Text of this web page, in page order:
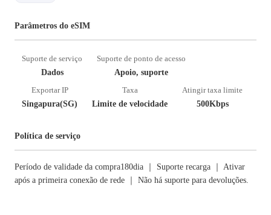
Parâmetros do eSIM
Suporte de serviço
Dados
Suporte de ponto de acesso
Apoio, suporte
Exportar IP
Singapura(SG)
Taxa
Limite de velocidade
Atingir taxa limite
500Kbps
Política de serviço
Período de validade da compra180dia ｜ Suporte recarga ｜ Ativar
após a primeira conexão de rede ｜ Não há suporte para devoluções.